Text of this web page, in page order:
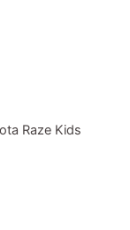
Raze Kids